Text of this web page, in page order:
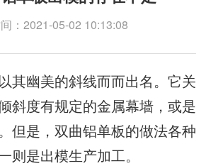
：2021-05-02 10:13:08
幽美的斜线而而出名。它关
斜度有规定的金属幕墙，或是
但是，双曲铝单板的做法各种
则是出模生产加工。